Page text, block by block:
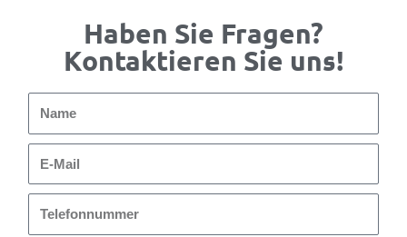
Haben Sie Fragen?
Kontaktieren Sie uns!
Mail